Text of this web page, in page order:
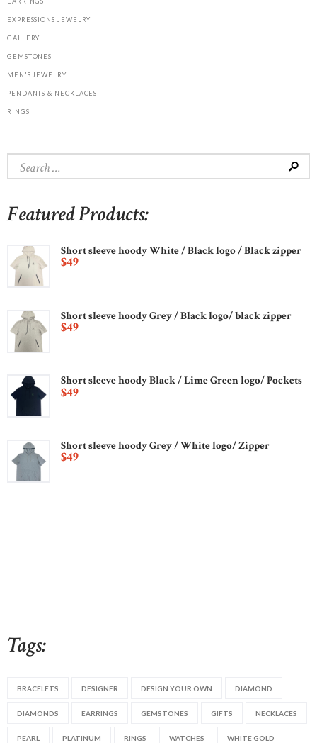
EXPRESSIONS JEWELRY
GALLERY
GEMSTONES
MEN'S JEWELRY
PENDANTS & NECKLACES
RINGS
Search
for:
Featured Products:
Short sleeve hoody White / Black logo / Black zipper
$49
Short sleeve hoody Grey / Black logo/ black zipper
$49
Short sleeve hoody Black / Lime Green logo/ Pockets
$49
Short sleeve hoody Grey / White logo/ Zipper
$49
Tags:
BRACELETS DESIGNER DESIGN YOUR OWN DIAMOND
DIAMONDS EARRINGS GEMSTONES GIFTS NECKLACES
PEARL PLATINUM RINGS WATCHES WHITE GOLD